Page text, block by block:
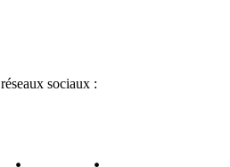
sociaux :